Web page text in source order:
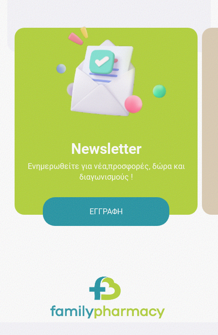
Newsletter
Ενημερωθείτε για νέα,προσφορές, δώρα και
διαγωνισμούς !
ΕΓΓΡΑΦΗ